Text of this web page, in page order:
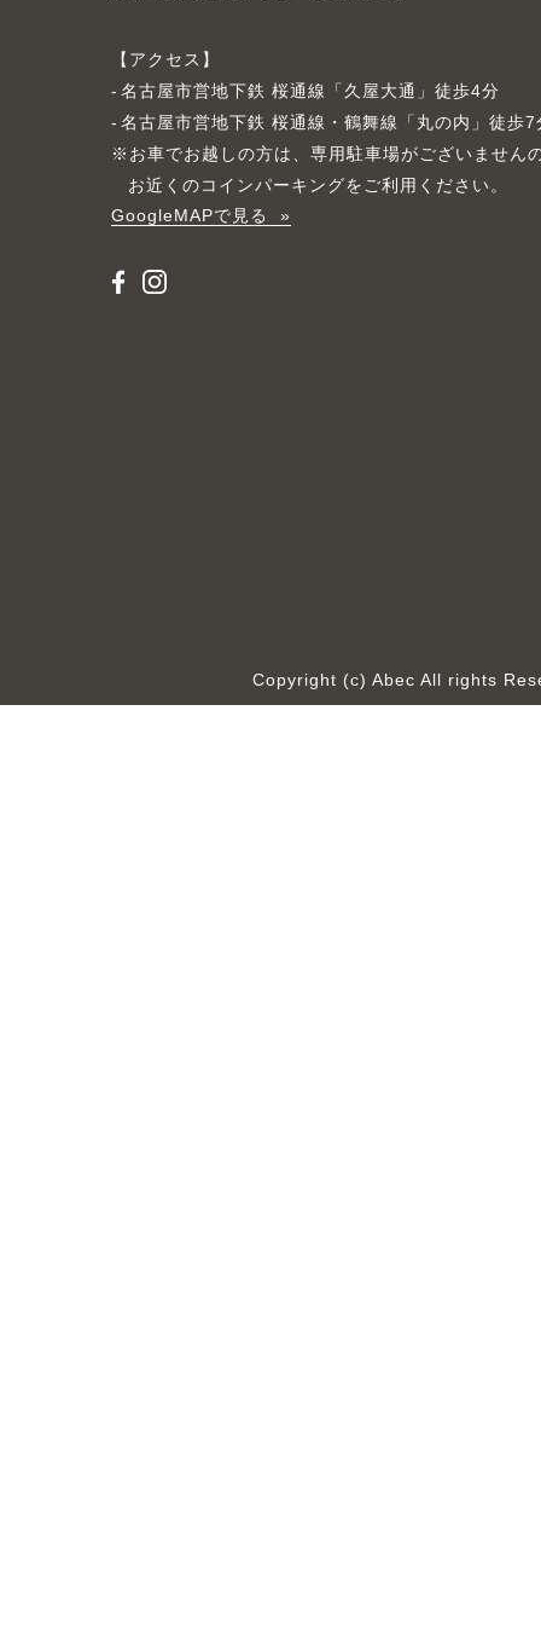
アクセス
名古屋市営地下鉄 桜通線「久屋大通」徒歩4分
名古屋市営地下鉄 桜通線・鶴舞線「丸の内」徒歩7
※お車でお越しの方は、専用駐車場がございません
お近くのコインパーキングをご利用ください。
GoogleMAPで見る
Copyright (c) Abec All rights